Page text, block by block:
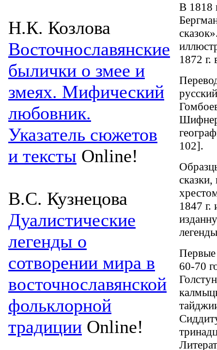
Н.К. Козлова
Восточнославянские
былички о змее и
змеях. Мифический
любовник.
Указатель сюжетов
и тексты Online!
В.С. Кузнецова
Дуалистические
легенды о
сотворении мира в
восточнославянской
фольклорной
традиции Online!
В 1818
1872
102].
1847 г.
Первые
60-70